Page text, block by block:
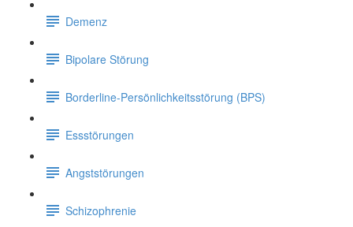
Demenz
Bipolare Störung
Borderline-Persönlichkeitsstörung (BPS)
Essstörungen
Angststörungen
Schizophrenie